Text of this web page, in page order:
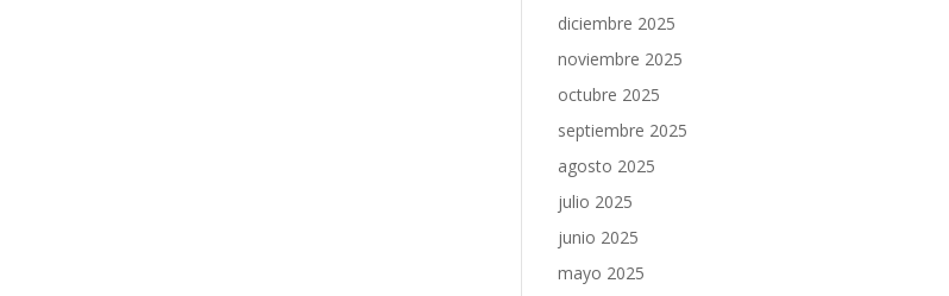
diciembre 2025
noviembre 2025
octubre 2025
septiembre 2025
agosto 2025
julio 2025
junio 2025
mayo 2025